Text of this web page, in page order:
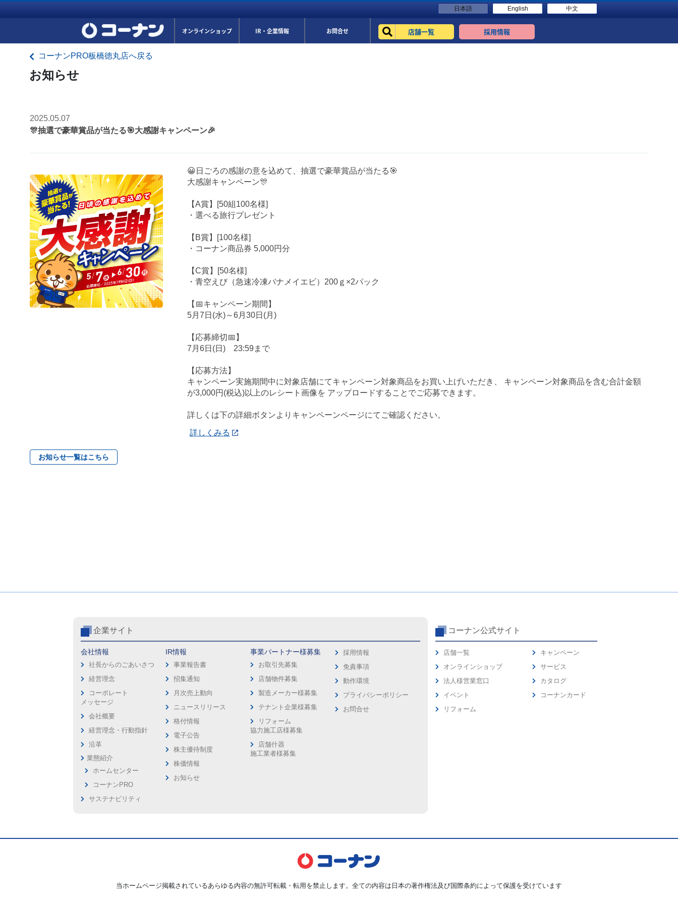
日本語 English 中文
オンラインショップ IR・企業情報 お問合せ 店舗一覧 採用情報
コーナンPRO板橋徳丸店へ戻る
お知らせ
2025.05.07
🎊抽選で豪華賞品が当たる🎯大感謝キャンペーン🎉
😀日ごろの感謝の意を込めて、抽選で豪華賞品が当たる🎯
大感謝キャンペーン🎊
【A賞】[50組100名様]
・選べる旅行プレゼント
【B賞】[100名様]
・コーナン商品券 5,000円分
【C賞】[50名様]
・青空えび（急速冷凍バナメイエビ）200ｇ×2パック
【📅キャンペーン期間】
5月7日(水)～6月30日(月)
【応募締切📅】
7月6日(日) 23:59まで
【応募方法】
キャンペーン実施期間中に対象店舗にてキャンペーン対象商品をお買い上げいただき、 キャンペーン対象商品を含む合計金額
が3,000円(税込)以上のレシート画像を アップロードすることでご応募できます。
詳しくは下の詳細ボタンよりキャンペーンページにてご確認ください。
詳しくみる
お知らせ一覧はこちら
企業サイト
会社情報
社長からのごあいさつ
経営理念
コーポレート
メッセージ
会社概要
経営理念・行動指針
沿革
業態紹介
ホームセンター
コーナンPRO
サステナビリティ
IR情報
事業報告書
招集通知
月次売上動向
ニュースリリース
格付情報
電子公告
株主優待制度
株価情報
お知らせ
事業パートナー様募集
お取引先募集
店舗物件募集
製造メーカー様募集
テナント企業様募集
リフォーム
協力施工店様募集
店舗什器
施工業者様募集
採用情報
免責事項
動作環境
プライバシーポリシー
お問合せ
コーナン公式サイト
店舗一覧
オンラインショップ
法人様営業窓口
イベント
リフォーム
キャンペーン
サービス
カタログ
コーナンカード
当ホームページ掲載されているあらゆる内容の無許可転載・転用を禁止します。全ての内容は日本の著作権法及び国際条約によって保護を受けています